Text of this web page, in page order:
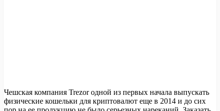
Чешская компания Trezor одной из первых начала выпускать
физические кошельки для криптовалют еще в 2014 и до сих